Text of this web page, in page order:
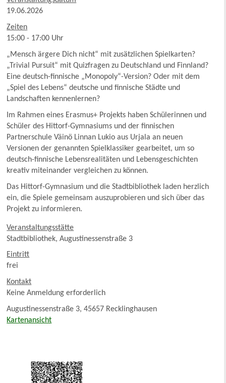
19.06.2026
Zeiten
15:00 - 17:00 Uhr
„Mensch ärgere Dich nicht“ mit zusätzlichen Spielkarten?
„Trivial Pursuit“ mit Quizfragen zu Deutschland und Finnland?
Eine deutsch-finnische „Monopoly“-Version? Oder mit dem
„Spiel des Lebens“ deutsche und finnische Städte und
Landschaften kennenlernen?
Im Rahmen eines Erasmus+ Projekts haben Schülerinnen und
Schüler des Hittorf-Gymnasiums und der finnischen
Partnerschule Väinö Linnan Lukio aus Urjala an neuen
Versionen der genannten Spielklassiker gearbeitet, um so
deutsch-finnische Lebensrealitäten und Lebensgeschichten
kreativ miteinander vergleichen zu können.
Das Hittorf-Gymnasium und die Stadtbibliothek laden herzlich
ein, die Spiele gemeinsam auszuprobieren und sich über das
Projekt zu informieren.
Veranstaltungsstätte
Stadtbibliothek, Augustinessenstraße 3
Eintritt
frei
Kontakt
Keine Anmeldung erforderlich
Augustinessenstraße 3, 45657 Recklinghausen
Kartenansicht